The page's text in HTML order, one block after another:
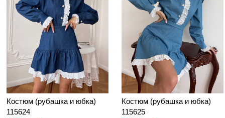
Костюм (рубашка и юбка)
115624
Костюм (рубашка и юбка)
115625